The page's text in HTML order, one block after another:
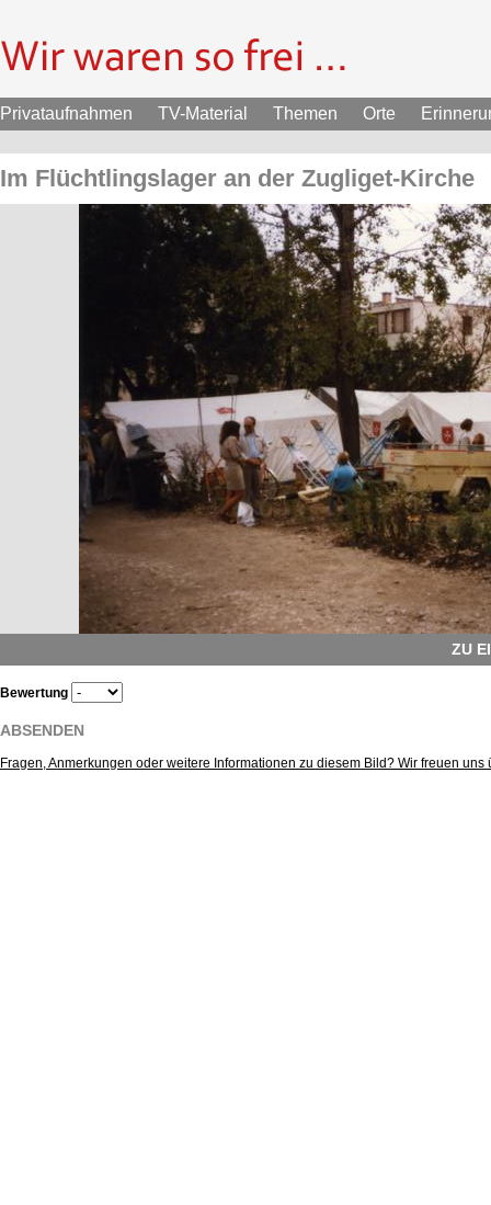
Privataufnahmen TV-Material Themen Orte
Im Flüchtlingslager an der Zugliget-Kirche
ZU
Bewertung
ABSENDEN
Fragen, Anmerkungen oder weitere Informationen zu diesem Bild? Wir freuen uns